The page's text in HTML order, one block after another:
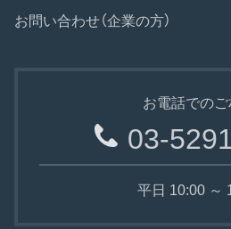
お問い合わせ（企業の方）
お電話でのご
03-
平日 10:00 ～